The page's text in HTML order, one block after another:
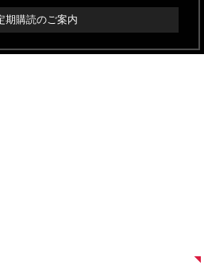
期購読のご案内